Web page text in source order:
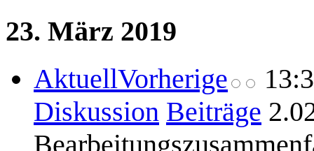
23. März 2019
AktuellVorherige
Diskussion Beiträge